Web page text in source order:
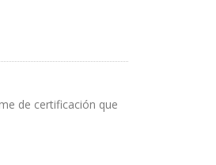
de certificación que